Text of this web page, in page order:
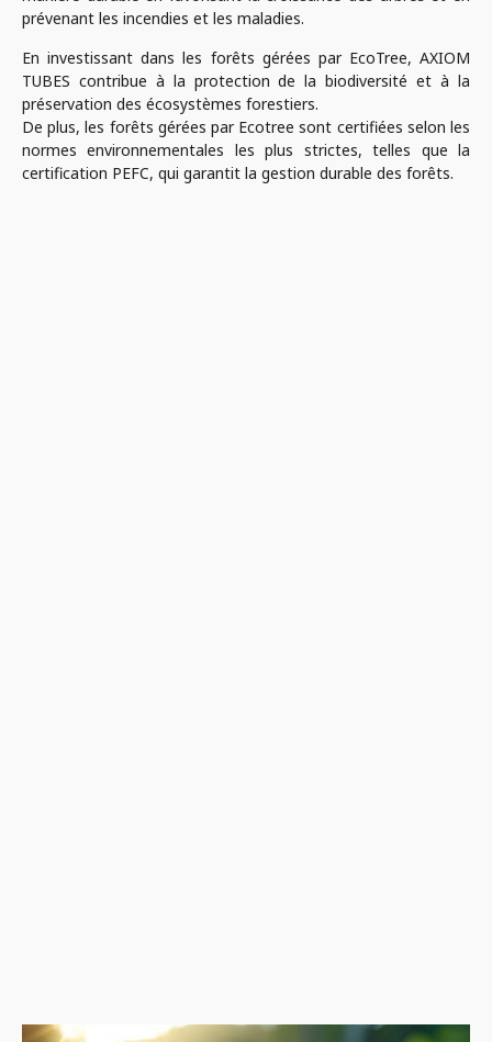
prévenant les incendies et les maladies.
En investissant dans les forêts gérées par EcoTree, AXIOM
TUBES contribue à la protection de la biodiversité et à la
préservation des écosystèmes forestiers.
De plus, les forêts gérées par Ecotree sont certifiées selon les
normes environnementales les plus strictes, telles que la
certification PEFC, qui garantit la gestion durable des forêts.